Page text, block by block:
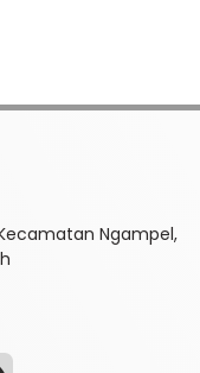
Ngampel,